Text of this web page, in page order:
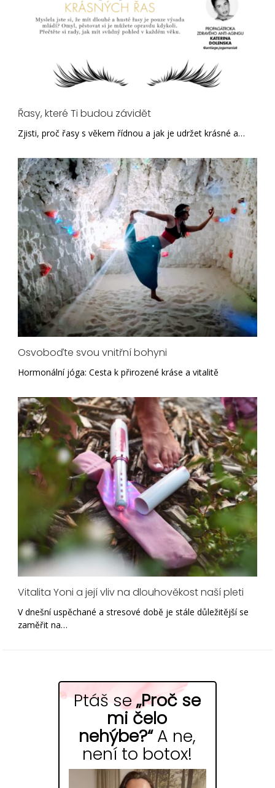
Řasy, které Ti budou závidět
Zjisti, proč řasy s věkem řídnou a jak je udržet krásné a…
Osvoboďte svou vnitřní bohyni
Hormonální jóga: Cesta k přirozené kráse a vitalitě
Vitalita Yoni a její vliv na dlouhověkost naší pleti
V dnešní uspěchané a stresové době je stále důležitější se
zaměřit na…
Ptáš se „Proč se
mi čelo
nehýbe?“A ne,
není to botox!